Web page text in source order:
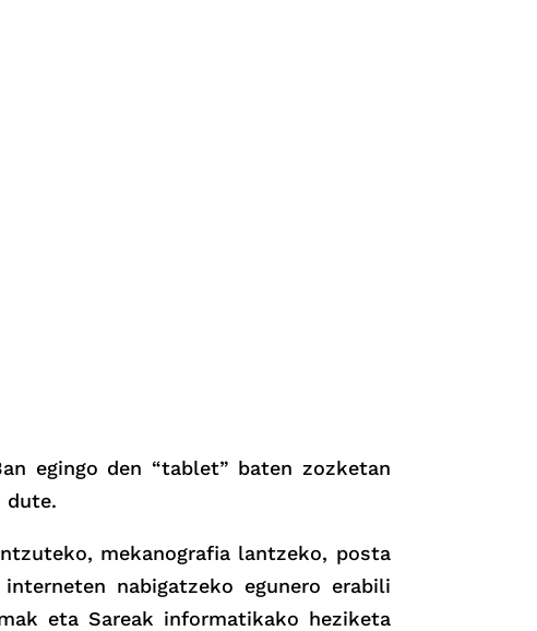
egingo den “tablet” baten zozketan
dute.
mekanografia lantzeko, posta
nabigatzeko egunero erabili
eta Sareak informatikako heziketa